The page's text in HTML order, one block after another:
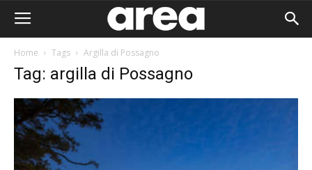
Home Tags Argilla di Possagno
Tag: argilla di Possagno